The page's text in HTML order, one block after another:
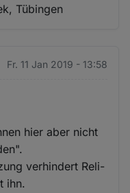
Tübingen
Fr. 11 Jan 2019 - 13:58
hier aber nicht
verhindert Reli-
ihn.